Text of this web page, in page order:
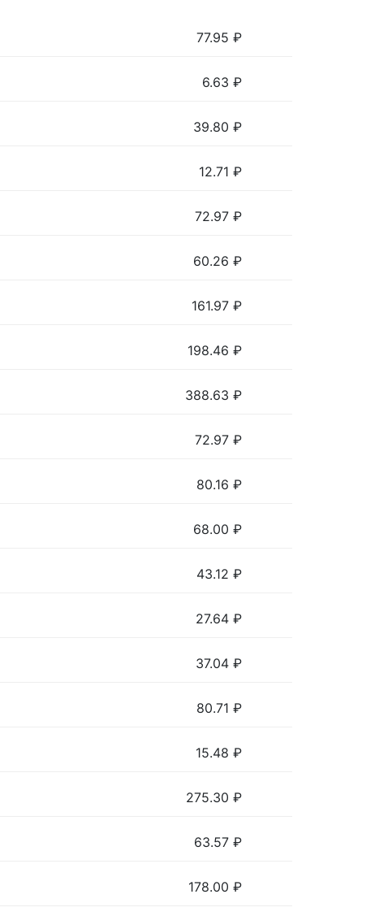
77.95 ₽
6.63 ₽
39.80 ₽
12.71 ₽
72.97 ₽
60.26 ₽
161.97 ₽
198.46 ₽
388.63 ₽
72.97 ₽
80.16 ₽
68.00 ₽
43.12 ₽
27.64 ₽
37.04 ₽
80.71 ₽
15.48 ₽
275.30 ₽
63.57 ₽
178.00 ₽